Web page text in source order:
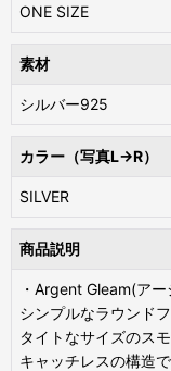
ONE SIZE
素材
シルバー925
カラー（写真L→R）
SILVER
商品説明
・Argent Gleam(ア
シンプルなラウンドフ
タイトなサイズのス
キャッチレスの構造